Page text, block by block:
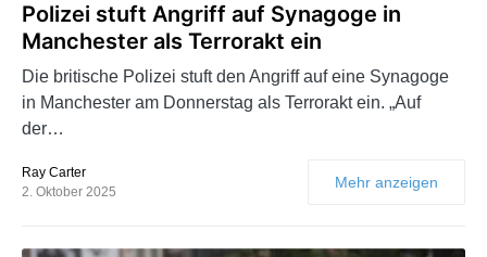
Polizei stuft Angriff auf Synagoge in
Manchester als Terrorakt ein
Die britische Polizei stuft den Angriff auf eine Synagoge
in Manchester am Donnerstag als Terrorakt ein. „Auf
der…
Ray Carter
2. Oktober 2025
Mehr anzeigen